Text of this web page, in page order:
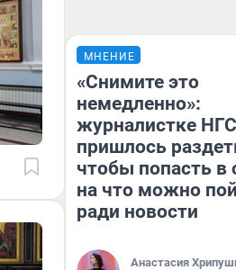
МНЕНИЕ
«Снимите это
немедленно»:
журналистке НГС
пришлось
чтобы попасть в
на что можно
ради новости
Анастасия